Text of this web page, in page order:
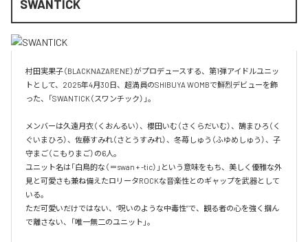
SWANTICK
村田実果子（BLACKNAZARENE）がプロデュースする、第1弾アイドルユニッ
トとして、2025年4月30日、超満員のSHIBUYA WOMBで鮮烈デビューを飾
った、「SWANTICK（スワンチック）」。
メンバーは久遠月衣（くおんるい）、櫻田いむ（さくらだいむ）、鵠まひろ（く
ぐいまひろ）、佐藤すみれ（さとうすみれ）、冬苺しゅう（ふゆめしゅう）、子
守まご（こもりまご）の6人。
ユニット名は「白鳥的な（＝swan + -tic）」という意味をもち、美しく優雅な外
見と可愛さも兼ね備えたロリータROCKな音楽性とのギャップを武器として
いる。
ただ可愛いだけではない、“呪いのような中毒性”で、観る者の心を強く掴ん
で離さない、「唯一無二のユニット」。